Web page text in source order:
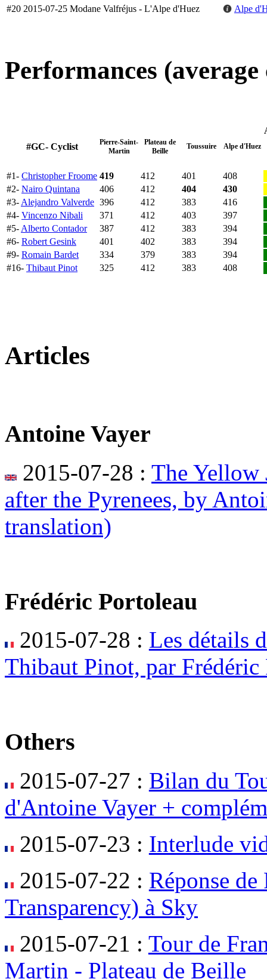
#20 2015-07-25 Modane Valfréjus - L'Alpe d'Huez Alpe
Performances
#GC- Cyclist
Pierre-Saint-
Martin
Plateau de
Beille
Toussuire Alpe d'Huez
#1- Christopher Froome 419 412 401
408
#2- Nairo Quintana 406 412 404
430
#3- Alejandro Valverde 396 412 383
416
#4- Vincenzo Nibali 371 412 403
397
#5- Alberto Contador 387 412 383
394
#6- Robert Gesink 401 402 383
394
#9- Romain Bardet 334 379 383
394
#16- Thibaut Pinot 325 412 383 408
Articles
Antoine Vayer
2015-07-28 : The Yellow
after the Pyrenees, by
translation)
Frédéric Portoleau
2015-07-28 : Les détails
Thibaut Pinot, par Frédéric
Others
2015-07-27 : Bilan du
d'Antoine Vayer +
2015-07-23 : Interlude
2015-07-22 : Réponse
Transparency) à Sky
2015-07-21 : Tour de
Martin - Plateau de Beille